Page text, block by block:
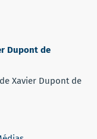
Dupont de
Xavier Dupont de